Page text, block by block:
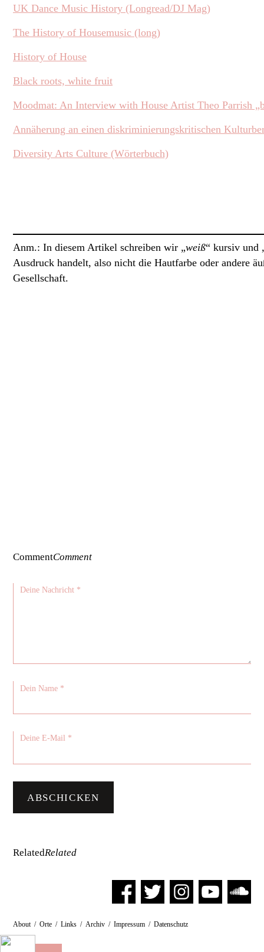
UK Dance Music History (Longread/DJ Mag)
The History of Housemusic (long)
History of House
Black roots, white fruit
Moodmat: An Interview with House Artist Theo Parrish
Annäherung an einen diskriminierungskritischen
Diversity Arts Culture (Wörterbuch)
Anm.: In diesem Artikel schreiben wir „weiß“ kursiv und
Ausdruck handelt, also nicht die Hautfarbe oder andere
Gesellschaft.
CommentComment
RelatedRelated
About / Orte / Links / Archiv / Impressum / Datenschutz